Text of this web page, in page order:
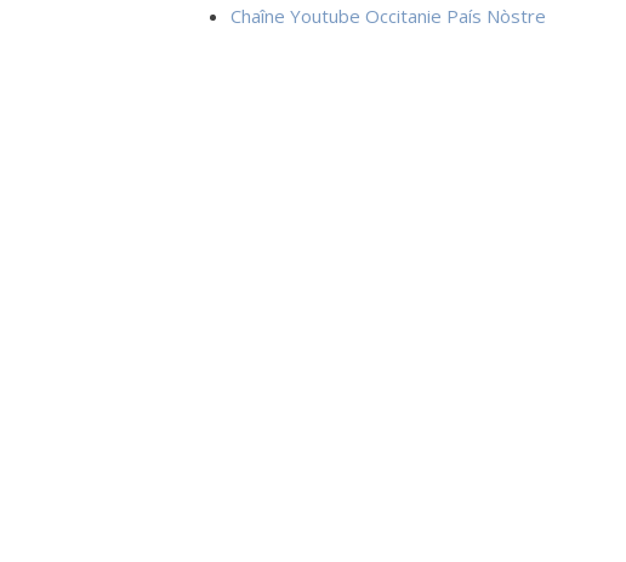
Chaîne Youtube Occitanie País Nòstre